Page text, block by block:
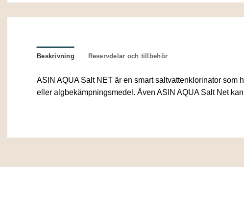
Beskrivning Reservdelar och tillbehör
ASIN AQUA Salt NET är en smart saltvattenklorinator som
eller algbekämpningsmedel. Även ASIN AQUA Salt Net